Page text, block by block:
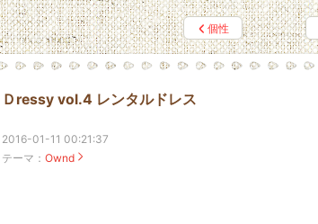
個性
Ｄressy vol.4 レンタルドレス
2016-01-11 00:21:37
テーマ： Ownd